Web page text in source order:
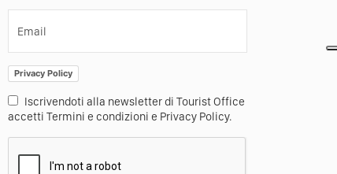
Email
Privacy Policy
Iscrivendoti alla newsletter di Tourist Office
accetti Termini e condizioni e Privacy Policy.